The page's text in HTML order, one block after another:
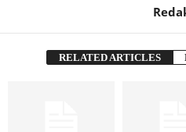
RELATED ARTICLES